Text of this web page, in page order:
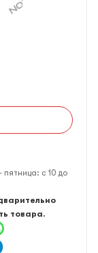
пятница: с 10 до
товара.